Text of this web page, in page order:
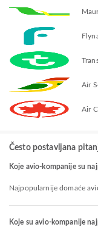
Air
Air
Često postavljana
Koje avio-kompanije su
Najpopularnije domaće
Koje su avio-kompanije